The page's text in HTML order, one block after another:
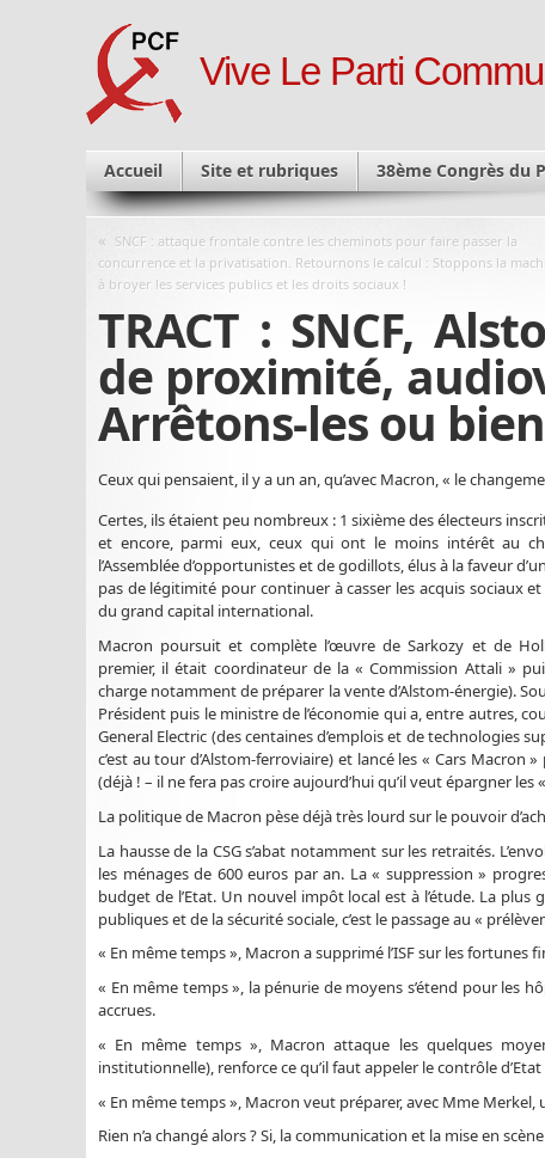
Vive Le Parti
Accueil Site et rubriques 38ème Congrès du
« SNCF : attaque frontale contre les cheminots pour faire passer la
concurrence et la privatisation. Retournons le calcul : Stoppons la
à broyer les services publics et les droits sociaux !
TRACT : SNCF,
de proximité,
Arrêtons-les ou
Ceux qui pensaient, il y a un an, qu’avec Macron, « le
Certes, ils étaient peu nombreux : 1 sixième des électeurs
et encore, parmi eux, ceux qui ont le moins intérêt au
l’Assemblée d’opportunistes et de godillots, élus à la faveur
pas de légitimité pour continuer à casser les acquis sociaux
du grand capital international.
Macron poursuit et complète l’œuvre de Sarkozy et de
premier, il était coordinateur de la « Commission Attali »
charge notamment de préparer la vente d’Alstom-énergie).
Président puis le ministre de l’économie qui a, entre autres,
General Electric (des centaines d’emplois et de technologies
c’est au tour d’Alstom-ferroviaire) et lancé les « Cars Macron
(déjà ! – il ne fera pas croire aujourd’hui qu’il veut épargner
La politique de Macron pèse déjà très lourd sur le pouvoir
La hausse de la CSG s’abat notamment sur les retraités.
les ménages de 600 euros par an. La « suppression »
budget de l’Etat. Un nouvel impôt local est à l’étude. La
publiques et de la sécurité sociale, c’est le passage au «
« En même temps », Macron a supprimé l’ISF sur les fortunes
« En même temps », la pénurie de moyens s’étend pour les
accrues.
« En même temps », Macron attaque les quelques
institutionnelle), renforce ce qu’il faut appeler le contrôle
« En même temps », Macron veut préparer, avec Mme Merkel,
Rien n’a changé alors ? Si, la communication et la mise en